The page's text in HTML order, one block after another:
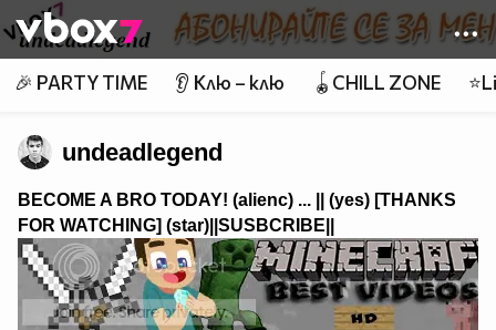
👾
🎉 PARTY TIME 👂 Клю – клю 🪀CHILL ZONE
undeadlegend
BECOME A BRO TODAY! (alienc) ...
|| (yes) [THANKS
FOR WATCHING] (star)||SUSBCRIBE||